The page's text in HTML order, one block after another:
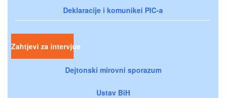
Deklaracije i komunikei PIC-a
Zahtjevi za intervjue
Dejtonski mirovni sporazum
Ustav BiH